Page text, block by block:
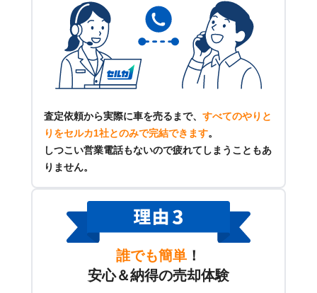
査定依頼から実際に車を売るまで、 すべてのやりと
りをセルカ1社とのみで完結できます。
しつこい営業電話もないので疲れてしまうこともあ
りません。
誰でも簡単 ！
安心＆納得の売却体験